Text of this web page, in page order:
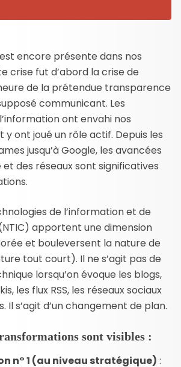
encore présente dans nos
crise fut d’abord la crise de
de la prétendue transparence
communicant. Les
ont envahi nos
y ont joué un rôle actif. Depuis les
jusqu’à Google, les avancées
et des réseaux sont significatives
de l’information et de
apportent une dimension
et bouleversent la nature de
tout court). Il ne s’agit pas de
lorsqu’on évoque les blogs,
les flux RSS, les réseaux sociaux
Il s’agit d’un changement de plan.
sont visibles :
n° 1 (au niveau stratégique) :